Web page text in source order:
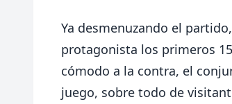
Ya desmenuzando el
protagonista los primeros
cómodo a la contra, el
juego, sobre todo de